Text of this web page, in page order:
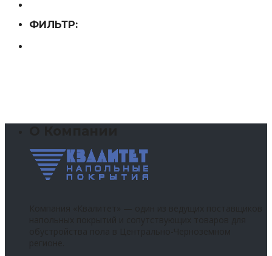
ФИЛЬТР: